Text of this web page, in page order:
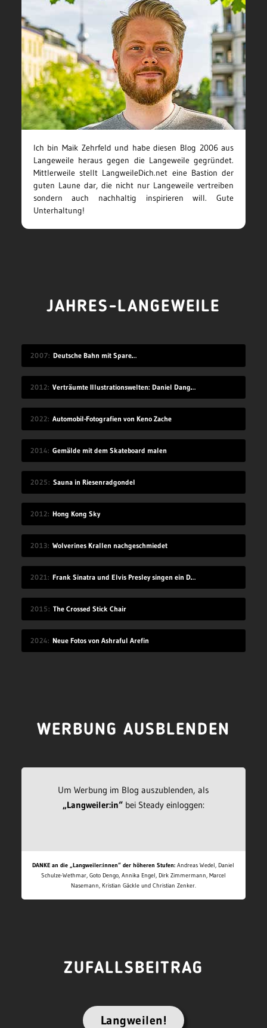
Ich bin Maik Zehrfeld und habe diesen Blog 2006 aus
Langeweile heraus gegen die Langeweile gegründet.
Mittlerweile stellt LangweileDich.net eine Bastion der
guten Laune dar, die nicht nur Langeweile vertreiben
sondern auch nachhaltig inspirieren will. Gute
Unterhaltung!
JAHRES-LANGEWEILE
2007 Deutsche Bahn mit Spare…
2012 Verträumte Illustrationswelten: Daniel Danger
2022 Automobil-Fotografien von Keno Zache
2014 Gemälde mit dem Skateboard malen
2025 Sauna in Riesenradgondel
2012 Hong Kong Sky
2013 Wolverines Krallen nachgeschmiedet
2021 Frank Sinatra und Elvis Presley singen ein Duett
2015 The Crossed Stick Chair
2024 Neue Fotos von Ashraful Arefin
WERBUNG AUSBLENDEN
Um Werbung im Blog auszublenden, als
„Langweiler:in“bei Steady einloggen:
DANKE an die „Langweiler:innen“ der höheren Stufen: Andreas Wedel, Daniel
Schulze-Wethmar, Goto Dengo, Annika Engel, Dirk Zimmermann, Marcel
Nasemann, Kristian Gäckle und Christian Zenker.
ZUFALLSBEITRAG
Langweilen!